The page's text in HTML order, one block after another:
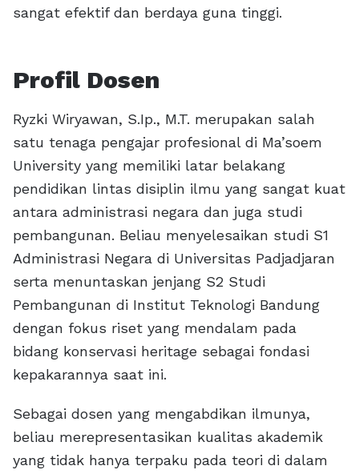
sangat efektif dan berdaya guna tinggi.
Profil Dosen
Ryzki Wiryawan, S.Ip., M.T. merupakan salah
satu tenaga pengajar profesional di Ma’soem
University yang memiliki latar belakang
pendidikan lintas disiplin ilmu yang sangat kuat
antara administrasi negara dan juga studi
pembangunan. Beliau menyelesaikan studi S1
Administrasi Negara di Universitas Padjadjaran
serta menuntaskan jenjang S2 Studi
Pembangunan di Institut Teknologi Bandung
dengan fokus riset yang mendalam pada
bidang konservasi heritage sebagai fondasi
kepakarannya saat ini.
Sebagai dosen yang mengabdikan ilmunya,
beliau merepresentasikan kualitas akademik
yang tidak hanya terpaku pada teori di dalam